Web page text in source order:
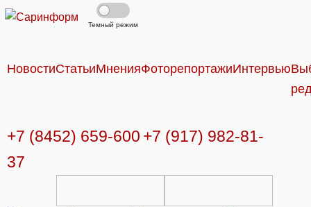
Темный режим
НовостиСтатьиМненияФоторепортажиИнтервью
+7 (8452) 659-600 +7 (917) 982-81-
37